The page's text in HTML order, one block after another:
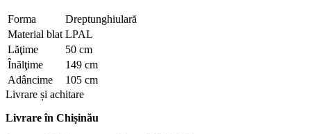
Forma
Dreptunghiulară
Material blat LPAL
Lăţime
50 cm
Înălţime
149 cm
Adâncime
105 cm
Livrare și achitare
Livrareîn Chișinău